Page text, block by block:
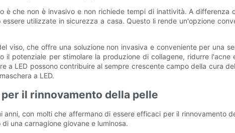
che non è invasivo e non richiede tempi di inattività. A differenza
utilizzate in sicurezza a casa. Questo li rende un'opzione
viso, che offre una soluzione non invasiva e conveniente per una
potenziale per stimolare la produzione di collagene, ridurre l'acne
LED possono contribuire al sempre crescente campo della cura
a LED.
il rinnovamento della pelle
con molti che affermano di essere efficaci per il rinnovamento
una carnagione giovane e luminosa.